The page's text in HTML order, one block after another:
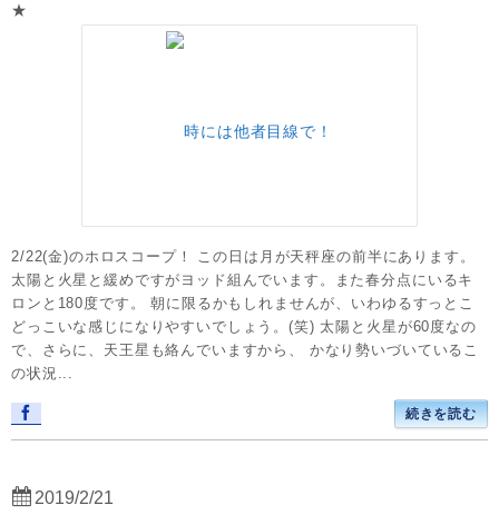
★
2/22(金)のホロスコープ！ この日は月が天秤座の前半にあります。
太陽と火星と緩めですがヨッド組んでいます。また春分点にいるキ
ロンと180度です。 朝に限るかもしれませんが、いわゆるすっとこ
どっこいな感じになりやすいでしょう。(笑) 太陽と火星が60度なの
で、さらに、天王星も絡んでいますから、 かなり勢いづいているこ
の状況...
続きを読む
2019/2/21